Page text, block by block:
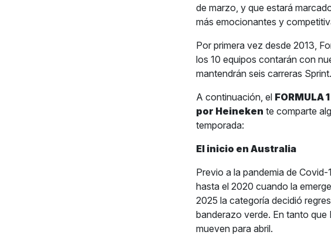
de marzo, y que estará
más emocionantes y
Por primera vez desde 2013,
los 10 equipos contarán con
mantendrán seis carreras Sprint.
A continuación, el FORMULA
por Heineken te comparte
temporada:
El inicio en Australia
Previo a la pandemia de
hasta el 2020 cuando la
2025 la categoría decidió
banderazo verde. En tanto que
mueven para abril.